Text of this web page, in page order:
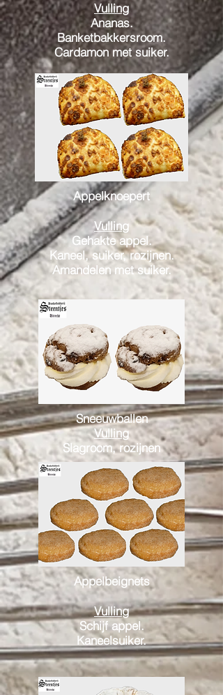
Vulling
Ananas.
Banketbakkersroom.
Cardamon met suiker.
Appelknoepert
Vulling
Gehakte appel.
Kaneel,suiker, rozijnen.
Amandelen met suiker.
Sneeuwballen
Vulling
Slagroom, rozijnen
Appelbeignets
Vulling
Schijf appel.
Kaneelsuiker.